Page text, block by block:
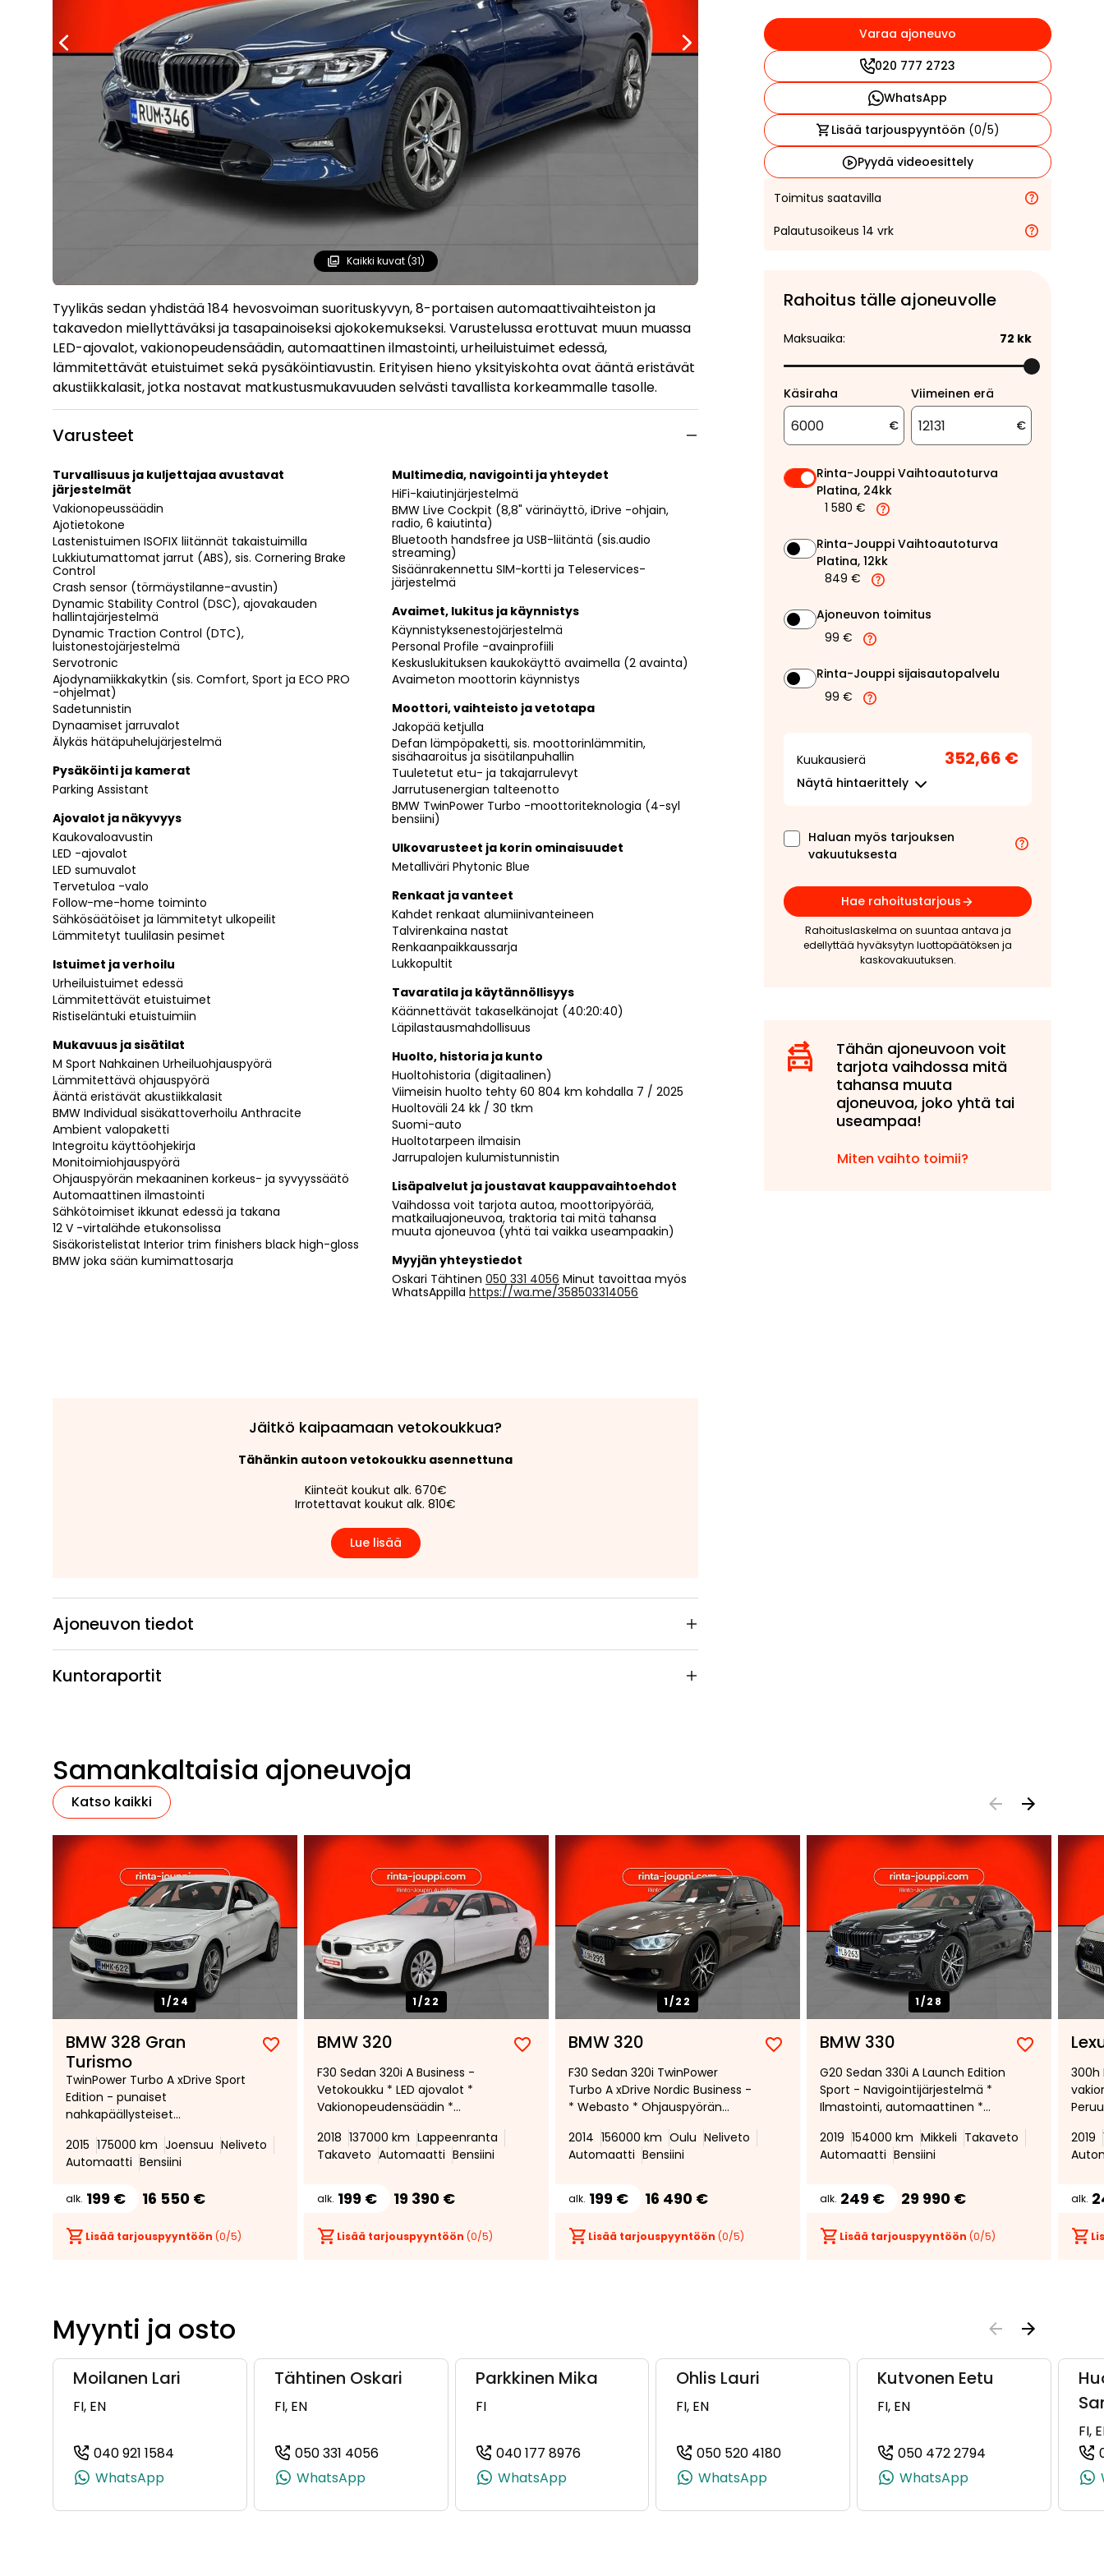
Kaikki kuvat (31)
Tyylikäs sedan yhdistää 184 hevosvoiman suorituskyvyn, 8-portaisen automaattivaihteiston ja
takavedon miellyttäväksi ja tasapainoiseksi ajokokemukseksi. Varustelussa erottuvat muun muassa
LED-ajovalot, vakionopeudensäädin, automaattinen ilmastointi, urheiluistuimet edessä,
lämmitettävät etuistuimet sekä pysäköintiavustin. Erityisen hieno yksityiskohta ovat ääntä eristävät
akustiikkalasit, jotka nostavat matkustusmukavuuden selvästi tavallista korkeammalle tasolle.
Varusteet
Turvallisuus ja kuljettajaa avustavat
järjestelmät
Vakionopeussäädin
Ajotietokone
Lastenistuimen ISOFIX liitännät takaistuimilla
Lukkiutumattomat jarrut (ABS), sis. Cornering Brake
Control
Crash sensor (törmäystilanne-avustin)
Dynamic Stability Control (DSC), ajovakauden
hallintajärjestelmä
Dynamic Traction Control (DTC),
luistonestojärjestelmä
Servotronic
Ajodynamiikkakytkin (sis. Comfort, Sport ja ECO PRO
-ohjelmat)
Sadetunnistin
Dynaamiset jarruvalot
Älykäs hätäpuhelujärjestelmä
Pysäköinti ja kamerat
Parking Assistant
Ajovalot ja näkyvyys
Kaukovaloavustin
LED -ajovalot
LED sumuvalot
Tervetuloa -valo
Follow-me-home toiminto
Sähkösäätöiset ja lämmitetyt ulkopeilit
Lämmitetyt tuulilasin pesimet
Istuimet ja verhoilu
Urheiluistuimet edessä
Lämmitettävät etuistuimet
Ristiseläntuki etuistuimiin
Mukavuus ja sisätilat
M Sport Nahkainen Urheiluohjauspyörä
Lämmitettävä ohjauspyörä
Ääntä eristävät akustiikkalasit
BMW Individual sisäkattoverhoilu Anthracite
Ambient valopaketti
Integroitu käyttöohjekirja
Monitoimiohjauspyörä
Ohjauspyörän mekaaninen korkeus- ja syvyyssäätö
Automaattinen ilmastointi
Sähkötoimiset ikkunat edessä ja takana
12 V -virtalähde etukonsolissa
Sisäkoristelistat Interior trim finishers black high-gloss
BMW joka sään kumimattosarja
Multimedia, navigointi ja yhteydet
HiFi-kaiutinjärjestelmä
BMW Live Cockpit (8,8" värinäyttö, iDrive -ohjain,
radio, 6 kaiutinta)
Bluetooth handsfree ja USB-liitäntä (sis.audio
streaming)
Sisäänrakennettu SIM-kortti ja Teleservices-
järjestelmä
Avaimet, lukitus ja käynnistys
Käynnistyksenestojärjestelmä
Personal Profile -avainprofiili
Keskuslukituksen kaukokäyttö avaimella (2 avainta)
Avaimeton moottorin käynnistys
Moottori, vaihteisto ja vetotapa
Jakopää ketjulla
Defan lämpöpaketti, sis. moottorinlämmitin,
sisähaaroitus ja sisätilanpuhallin
Tuuletetut etu- ja takajarrulevyt
Jarrutusenergian talteenotto
BMW TwinPower Turbo -moottoriteknologia (4-syl
bensiini)
Ulkovarusteet ja korin ominaisuudet
Metalliväri Phytonic Blue
Renkaat ja vanteet
Kahdet renkaat alumiinivanteineen
Talvirenkaina nastat
Renkaanpaikkaussarja
Lukkopultit
Tavaratila ja käytännöllisyys
Käännettävät takaselkänojat (40:20:40)
Läpilastausmahdollisuus
Huolto, historia ja kunto
Huoltohistoria (digitaalinen)
Viimeisin huolto tehty 60 804 km kohdalla 7 / 2025
Huoltoväli 24 kk / 30 tkm
Suomi-auto
Huoltotarpeen ilmaisin
Jarrupalojen kulumistunnistin
Lisäpalvelut ja joustavat kauppavaihtoehdot
Vaihdossa voit tarjota autoa, moottoripyörää,
matkailuajoneuvoa, traktoria tai mitä tahansa
muuta ajoneuvoa (yhtä tai vaikka useampaakin)
Myyjän yhteystiedot
Oskari Tähtinen 050 331 4056 Minut tavoittaa myös
WhatsAppilla https://wa.me/358503314056
Jäitkö kaipaamaan vetokoukkua?
Tähänkin autoon vetokoukku asennettuna
Kiinteät koukut alk. 670€
Irrotettavat koukut alk. 810€
Lue lisää
Ajoneuvon tiedot
Kuntoraportit
Varaa ajoneuvo
020 777 2723
WhatsApp
Lisää tarjouspyyntöön (0/5)
Pyydä videoesittely
Toimitus saatavilla
Palautusoikeus 14 vrk
Rahoitus tälle ajoneuvolle
Maksuaika: 72 kk
Käsiraha
€
Viimeinen erä
€
Rinta-Jouppi Vaihtoautoturva
Platina, 24kk
1 580 €
Rinta-Jouppi Vaihtoautoturva
Platina, 12kk
849 €
Ajoneuvon toimitus
99 €
Rinta-Jouppi sijaisautopalvelu
99 €
Kuukausierä 352,66 €
Näytä hintaerittely
Haluan myös tarjouksen
vakuutuksesta
Hae rahoitustarjous
Rahoituslaskelma on suuntaa antava ja
edellyttää hyväksytyn luottopäätöksen ja
kaskovakuutuksen.
Tähän ajoneuvoon voit
tarjota vaihdossa mitä
tahansa muuta
ajoneuvoa, joko yhtä tai
useampaa!
Miten vaihto toimii?
Samankaltaisia ajoneuvoja
Katso kaikki
1/24
BMW 328 Gran
Turismo
Lisää
suosikiksi
Poista
suosikeista
TwinPower Turbo A xDrive Sport
Edition - punaiset
nahkapäällysteiset
Bluetooth, sähköinen takaluukku
2015 175000 km Joensuu Neliveto
Automaatti Bensiini
alk. 199 € 16 550 €
Lisää tarjouspyyntöön (0/5)
1/22
BMW 320
Lisää
suosikiksi
Poista
suosikeista
F30 Sedan 320i A Business -
Vetokoukku * LED ajovalot *
Vakionopeudensäädin *
Aluvanteet kesä- ja
talvirenkaissa * Avaimeton
kohdalla
2018 137000 km Lappeenranta
Takaveto Automaatti Bensiini
alk. 199 € 19 390 €
Lisää tarjouspyyntöön (0/5)
1/22
BMW 320
Lisää
suosikiksi
Poista
suosikeista
F30 Sedan 320i TwinPower
Turbo A xDrive Nordic Business -
* Webasto * Ohjauspyörän
Jakoketju vaihdettu 6/26 *
Xenon-ajovalot *
2014 156000 km Oulu Neliveto
Automaatti Bensiini
alk. 199 € 16 490 €
Lisää tarjouspyyntöön (0/5)
1/28
BMW 330
Lisää
suosikiksi
Poista
G20 Sedan 330i A Launch Edition
Sport - Navigointijärjestelmä *
Ilmastointi, automaattinen *
Mocha decor stitching | Black *
M Sport Nahkainen
2019 154000 km Mikkeli Takaveto
Automaatti Bensiini
alk. 249 € 29 990 €
Lisää tarjouspyyntöön (0/5)
300h
2019
alk.
Myynti ja osto
Moilanen Lari
FI, EN
040 921 1584
(+358409211584, 0409211584, +358 40 921 1584)
WhatsApp
Tähtinen Oskari
FI, EN
050 331 4056
(+358503314056, 0503314056, +358 50 331 4056)
WhatsApp
Parkkinen Mika
FI
040 177 8976
(+358401778976, 0401778976, +358 40 177 8976)
WhatsApp
Ohlis Lauri
FI, EN
050 520 4180
(+358505204180, 0505204180, +358 50 520 4180)
WhatsApp
Kutvonen Eetu
FI, EN
050 472 2794
WhatsApp
FI,